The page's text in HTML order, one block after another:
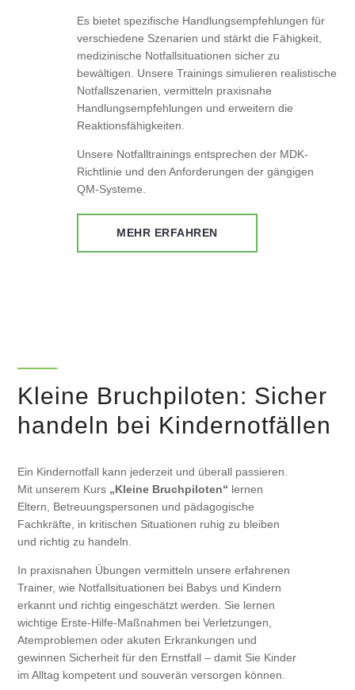
Es bietet spezifische Handlungsempfehlungen für
verschiedene Szenarien und stärkt die Fähigkeit,
medizinische Notfallsituationen sicher zu
bewältigen. Unsere Trainings simulieren realistische
Notfallszenarien, vermitteln praxisnahe
Handlungsempfehlungen und erweitern die
Reaktionsfähigkeiten.
Unsere Notfalltrainings entsprechen der MDK-
Richtlinie und den Anforderungen der gängigen
QM-Systeme.
MEHR ERFAHREN
Kleine Bruchpiloten: Sicher
handeln bei Kindernotfällen
Ein Kindernotfall kann jederzeit und überall passieren.
Mit unserem Kurs „Kleine Bruchpiloten“ lernen
Eltern, Betreuungspersonen und pädagogische
Fachkräfte, in kritischen Situationen ruhig zu bleiben
und richtig zu handeln.
In praxisnahen Übungen vermitteln unsere erfahrenen
Trainer, wie Notfallsituationen bei Babys und Kindern
erkannt und richtig eingeschätzt werden. Sie lernen
wichtige Erste-Hilfe-Maßnahmen bei Verletzungen,
Atemproblemen oder akuten Erkrankungen und
gewinnen Sicherheit für den Ernstfall – damit Sie Kinder
im Alltag kompetent und souverän versorgen können.